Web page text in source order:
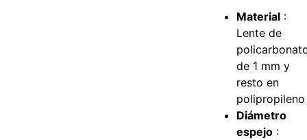
Material :
Lente de
de 1 mm y
resto en
polipropileno
Diámetro
espejo :